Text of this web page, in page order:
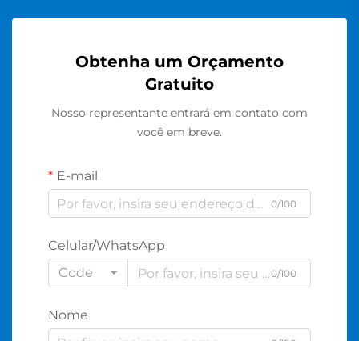
Obtenha um Orçamento
Gratuito
Nosso representante entrará em contato com
você em breve.
E-mail
0/100
Celular/WhatsApp
Code
0/100
Nome